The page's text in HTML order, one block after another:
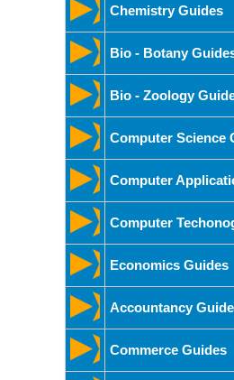
Chemistry Guides
Bio - Botany
Bio - Zoology
Computer Science
Computer
Computer
Economics Guides
Accountancy
Commerce Guides